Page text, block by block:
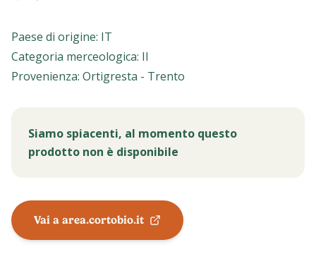
Paese di origine: IT
Categoria merceologica: II
Provenienza: Ortigresta - Trento
Siamo spiacenti, al momento questo
prodotto non è disponibile
Vai a area.cortobio.it